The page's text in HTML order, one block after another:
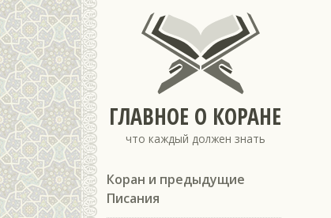
ГЛАВНОЕ О КОРАНЕ
что каждый должен знать
Коран и предыдущие
Писания